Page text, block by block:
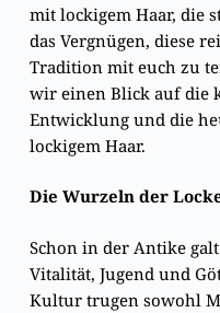
mit lockigem Haar, die
das Vergnügen, diese
Tradition mit euch zu
wir einen Blick auf die
Entwicklung und die
lockigem Haar.
Die Wurzeln der
Schon in der Antike
Vitalität, Jugend und
Kultur trugen sowohl